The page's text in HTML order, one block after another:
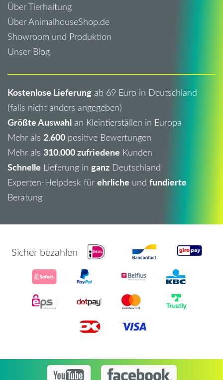
Über Tierhaltung
Über AnimalhouseShop.de
Showroom und Produktion
Unser Blog
Kostenlose Lieferung ab 69 Euro in Deutschland
(falls nicht anders angegeben)
Größte Auswahl an Kleintierställen in Europa
Mehr als 2.600 positive Bewertungen
Mehr als 310.000 zufriedene Kunden
Schnelle Lieferung in ganz Deutschland
Experten-Helpdesk für ehrliche und fundierte
Beratung
Sicher bezahlen